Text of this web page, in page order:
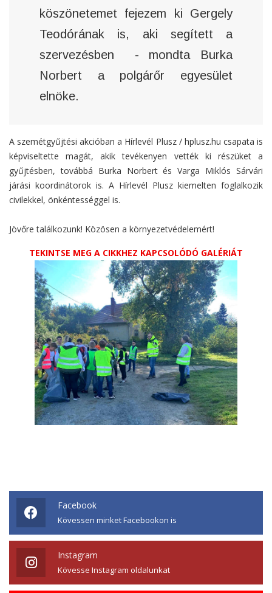
köszönetemet fejezem ki Gergely
Teodórának is, aki segített a
szervezésben - mondta Burka
Norbert a polgárőr egyesület
elnöke.
A szemétgyűjtési akcióban a Hírlevél Plusz / hplusz.hu csapata is
képviseltette magát, akik tevékenyen vették ki részüket a
gyűjtésben, továbbá Burka Norbert és Varga Miklós Sárvári
járási koordinátorok is. A Hírlevél Plusz kiemelten foglalkozik
civilekkel, önkéntességgel is.
Jövőre találkozunk! Közösen a környezetvédelemért!
TEKINTSE MEG A CIKKHEZ KAPCSOLÓDÓ GALÉRIÁT
Facebook
Kövessen minket Facebookon is
Instagram
Kövesse Instagram oldalunkat